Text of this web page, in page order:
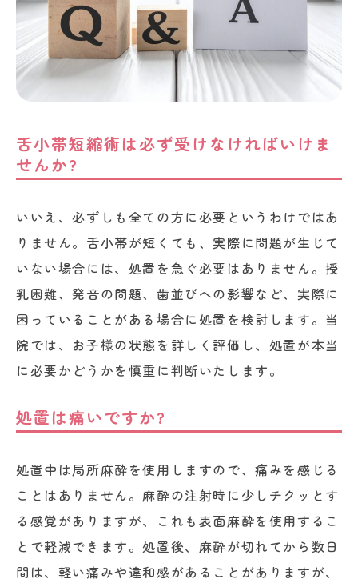
舌小帯短縮術は必ず受けなければいけま
せんか?
いいえ、必ずしも全ての方に必要というわけではあ
りません。舌小帯が短くても、実際に問題が生じて
いない場合には、処置を急ぐ必要はありません。授
乳困難、発音の問題、歯並びへの影響など、実際に
困っていることがある場合に処置を検討します。当
院では、お子様の状態を詳しく評価し、処置が本当
に必要かどうかを慎重に判断いたします。
処置は痛いですか?
処置中は局所麻酔を使用しますので、痛みを感じる
ことはありません。麻酔の注射時に少しチクッとす
る感覚がありますが、これも表面麻酔を使用するこ
とで軽減できます。処置後、麻酔が切れてから数日
間は、軽い痛みや違和感があることがありますが、